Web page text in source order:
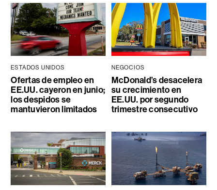
ESTADOS UNIDOS
Ofertas de empleo en
EE.UU. cayeron en junio;
los despidos se
mantuvieron limitados
NEGOCIOS
McDonald’s desacelera
su crecimiento en
EE.UU. por segundo
trimestre consecutivo